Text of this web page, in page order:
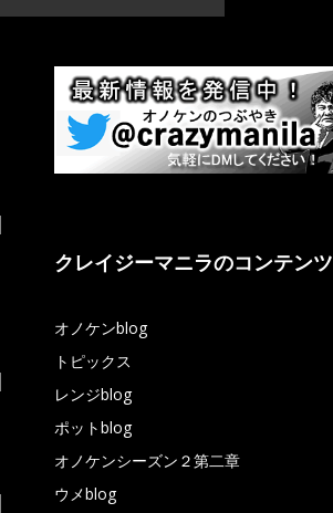
クレイジーマニラのコンテンツ
オノケンblog
トピックス
レンジblog
ポットblog
オノケンシーズン２第二章
ウメblog